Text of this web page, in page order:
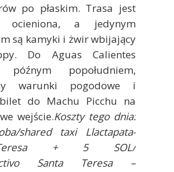
po płaskim. Trasa jest
ocieniona, a jedynym
są kamyki i żwir wbijający
Do Aguas Calientes
późnym popołudniem,
warunki pogodowe i
do Machu Picchu na
wejście.Koszty tego dnia:
shared taxi Llactapata-
+ 5 SOL/
Santa Teresa –